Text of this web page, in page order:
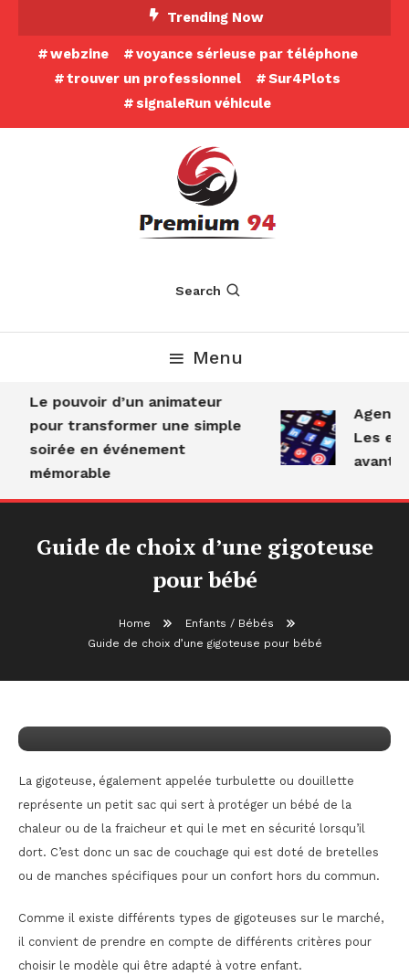
Content
Trending Now
webzine
voyance sérieuse par téléphone
trouver un professionnel
Sur4Plots
signaleRun véhicule
Search
Menu
Le pouvoir d’un animateur
pour transformer une simple
soirée en événement
mémorable
Les
avant
Guide de choix d’une gigoteuse
pour bébé
Home
Enfants / Bébés
Guide de choix d’une gigoteuse pour bébé
La gigoteuse, également appelée turbulette ou douillette
représente un petit sac qui sert à protéger un bébé de la
chaleur ou de la fraicheur et qui le met en sécurité lorsqu’il
dort. C’est donc un sac de couchage qui est doté de bretelles
ou de manches spécifiques pour un confort hors du commun.
Comme il existe différents types de gigoteuses sur le marché,
il convient de prendre en compte de différents critères pour
choisir le modèle qui être adapté à votre enfant.